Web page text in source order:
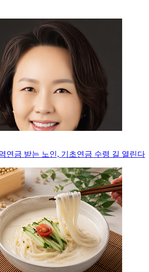
연금 받는 노인, 기초연금 수령 길 열린다